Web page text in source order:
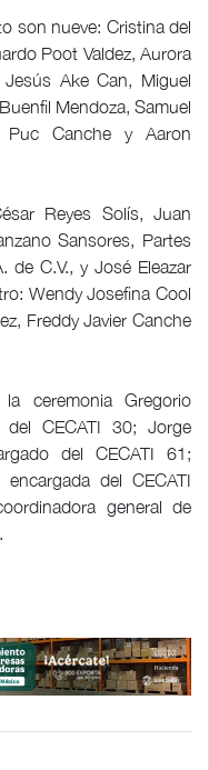
son nueve: Cristina del
Poot Valdez, Aurora
Ake Can, Miguel
Mendoza, Samuel
Puc Canche y Aaron
Reyes Solís, Juan
Sansores, Partes
de C.V., y José Eleazar
Wendy Josefina Cool
Freddy Javier Canche
ceremonia Gregorio
del CECATI 30; Jorge
del CECATI 61;
del CECATI
general de